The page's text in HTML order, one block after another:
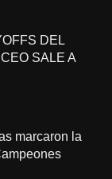
DEL
SALE A
marcaron la